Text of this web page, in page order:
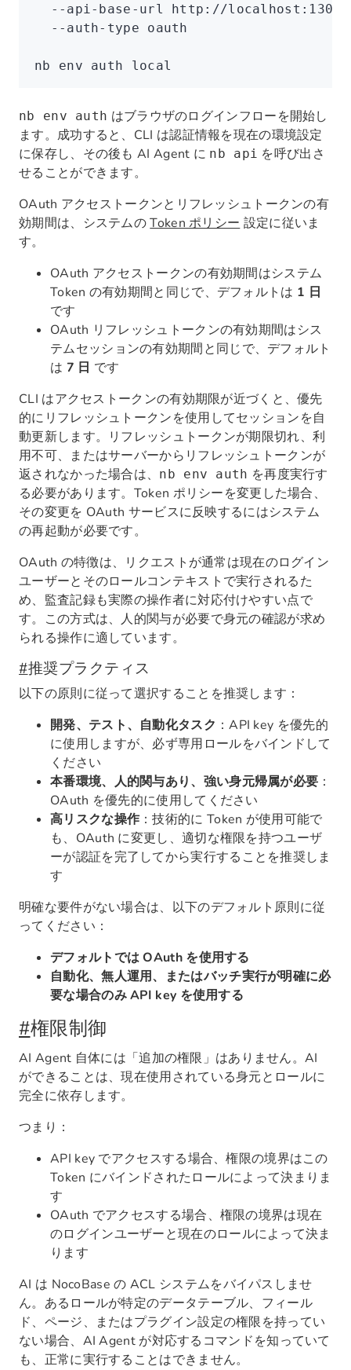
  --api-base-url
http://
  --auth-type
oauth
nb env auth local
nb env auth はブラウザのログインフローを開始し
ます。成功すると、CLI は認証情報を現在の環境設定
に保存し、その後も AI Agent に nb api を呼び出さ
せることができます。
OAuth アクセストークンとリフレッシュトークンの有
効期間は、システムのToken ポリシー 設定に従いま
す。
OAuth アクセストークンの有効期間はシステム
Token の有効期間と同じで、デフォルトは 1 日
です
OAuth リフレッシュトークンの有効期間はシス
テムセッションの有効期間と同じで、デフォルト
は 7 日 です
CLI はアクセストークンの有効期限が近づくと、優先
的にリフレッシュトークンを使用してセッションを自
動更新します。リフレッシュトークンが期限切れ、利
用不可、またはサーバーからリフレッシュトークンが
返されなかった場合は、
nb env auth を再度実行す
る必要があります。Token ポリシーを変更した場合、
その変更を OAuth サービスに反映するにはシステム
の再起動が必要です。
OAuth の特徴は、リクエストが通常は現在のログイン
ユーザーとそのロールコンテキストで実行されるた
め、監査記録も実際の操作者に対応付けやすい点で
す。この方式は、人的関与が必要で身元の確認が求め
られる操作に適しています。
#推奨プラクティス
以下の原則に従って選択することを推奨します：
開発、テスト、自動化タスク ：API key を優先的
に使用しますが、必ず専用ロールをバインドして
ください
本番環境、人的関与あり、強い身元帰属が必要 ：
OAuth を優先的に使用してください
高リスクな操作 ：技術的に Token が使用可能で
も、OAuth に変更し、適切な権限を持つユーザ
ーが認証を完了してから実行することを推奨しま
す
明確な要件がない場合は、以下のデフォルト原則に従
ってください：
デフォルトでは OAuth を使用する
自動化、無人運用、またはバッチ実行が明確に必
要な場合のみ API key を使用する
#権限制御
AI Agent 自体には「追加の権限」はありません。AI
ができることは、現在使用されている身元とロールに
完全に依存します。
つまり：
API key でアクセスする場合、権限の境界はこの
Token にバインドされたロールによって決まりま
す
OAuth でアクセスする場合、権限の境界は現在
のログインユーザーと現在のロールによって決ま
ります
AI は NocoBase の ACL システムをバイパスしませ
ん。あるロールが特定のデータテーブル、フィール
ド、ページ、またはプラグイン設定の権限を持ってい
ない場合、AI Agent が対応するコマンドを知っていて
も、正常に実行することはできません。